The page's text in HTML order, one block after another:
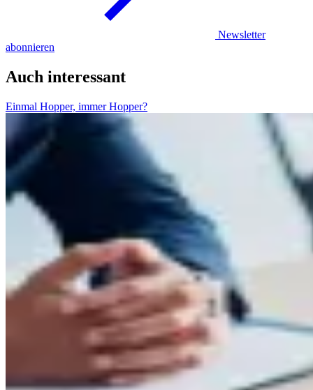
Newsletter
abonnieren
Auch interessant
Einmal Hopper, immer Hopper?